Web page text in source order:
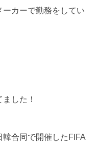
カーで勤務をしてい
した！
合同で開催したFIFA